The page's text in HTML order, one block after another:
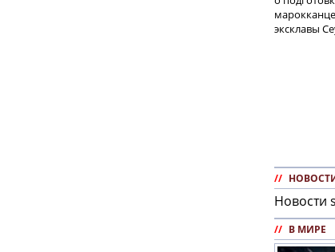
эксклавы
//
Новости
// В МИРЕ